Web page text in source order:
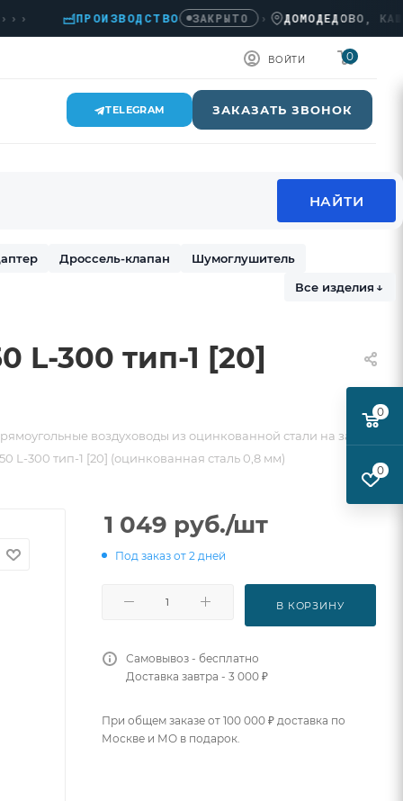
ПРОИЗВОДСТВО ЗАКРЫТО › ДОМОДЕДОВО,
ВОЙТИ 0
TELEGRAM ЗАКАЗАТЬ ЗВОНОК
Дроссель-клапан
Шумоглушитель
Все изделия ↓
L-300 тип-1 [20]
воздуховоды из оцинкованной стали на заказ
L-300 тип-1 [20] (оцинкованная сталь 0,8 мм)
1 049 руб./шт
Под заказ от 2 дней
В КОРЗИНУ
Самовывоз - бесплатно
Доставка завтра - 3 000 ₽
При общем заказе от 100 000 ₽ доставка по
Москве и МО в подарок.
0
0